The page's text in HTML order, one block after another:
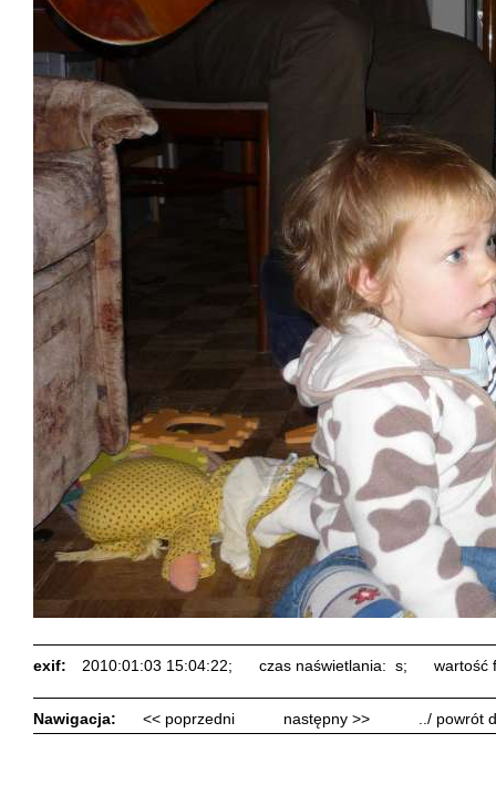
exif: 2010:01:03 15:04:22; czas naświetlania: s; wartość
Nawigacja: << poprzedni następny >> ../ powrót